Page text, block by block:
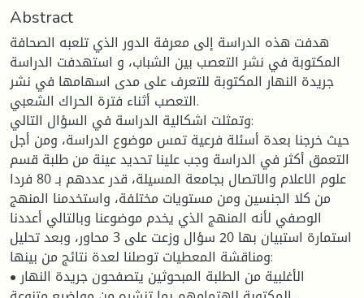
Abstract
هدفت هذه الدراسة إلى معرفة الدور الذي تلعبه الصحافة
المكتوبة في نشر التعصب بين الشباب، و استهدفت الدراسة
جريدة النهار المكتوبة للتعرف على مدى اسهامها في نشر
التعصب أثناء فترة الحراك الشعبي.
وتمثلت اشكالية الدراسة في السؤال التالي:
حيث خرجنا بعدة أسئلة فرعية تمس موضوع الدراسة، ومن أجل
التعمق أكثر في الدراسة وجب علينا تحديد عينة من طلبة قسم
علوم الاعلام والاتصال بجامعة المسيلة، قدر عددهم بـ 80 فردا
من كلا الجنسين ومن مستويات مختلفة، واستخدمنا المنهج
الوصفي لأنه المنهج الذي يخدم موضوعنا وبالتالي أعددنا
استمارة استبيان بها 20 سؤال وزعت على 3 محاور، وبعد تحليل
ومناقشة المعطيات توصلنا لعدة نتائج من بينها:
• الأغلبية من الطلبة المبحوثين يتصفحون جريدة النهار